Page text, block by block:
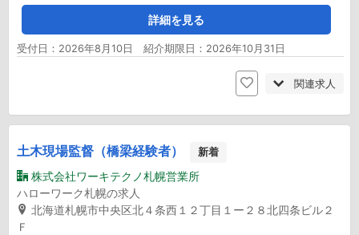
詳細を見る
受付日：2026年8月10日 紹介期限日：2026年10月31日
関連求人
土木現場監督（橋梁経験者） 新着
株式会社ワーキテクノ札幌営業所
ハローワーク札幌の求人
北海道札幌市中央区北４条西１２丁目１ー２８北四条ビル２
Ｆ